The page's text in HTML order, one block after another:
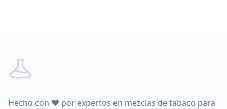
Hecho con ♥ por expertos en mezclas de tabaco para